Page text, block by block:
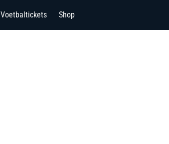
Voetbaltickets Shop